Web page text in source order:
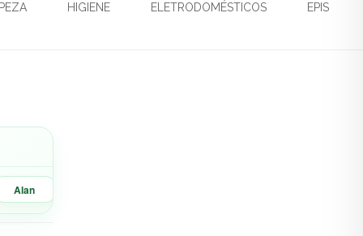
HIGIENE ELETRODOMÉSTICOS EPIS
Alan